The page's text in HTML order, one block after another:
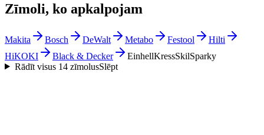
Zīmoli, ko apkalpojam
Makita Bosch DeWalt Metabo Festool
Hilti
HiKOKI
Black & Decker EinhellKressSkilSparky
Rādīt visus 14 zīmolusSlēpt